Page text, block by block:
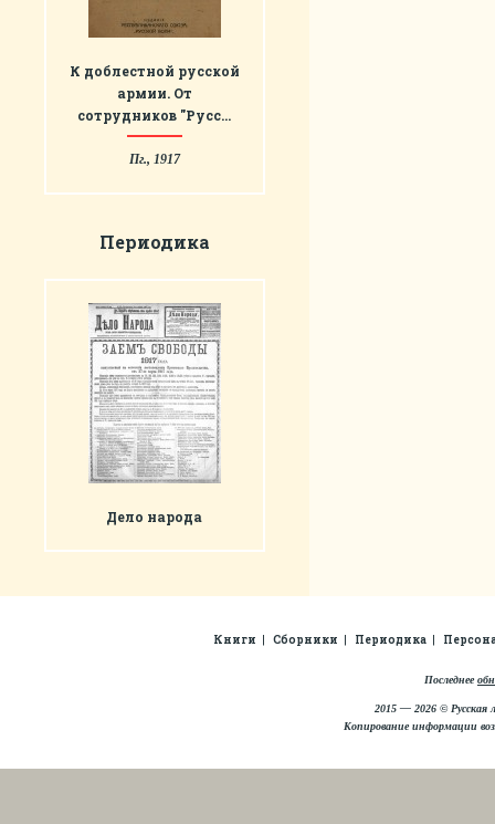
К доблестной русской
армии. От
сотрудников "Русс…
Пг., 1917
Периодика
Дело народа
Книги Сборники Периодика
Последнее
2015 — 2026 © Русская
Копирование информации